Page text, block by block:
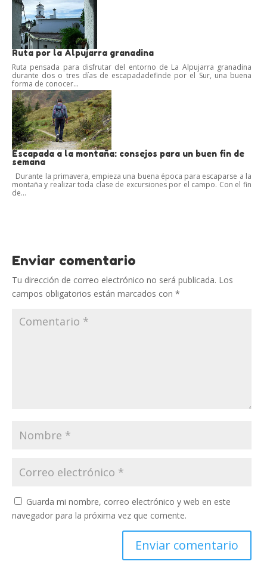
Ruta por la Alpujarra granadina
Ruta pensada para disfrutar del entorno de La Alpujarra granadina
durante dos o tres días de escapadadefinde por el Sur, una buena
forma de conocer...
Escapada a la montaña: consejos para un buen fin de
semana
Durante la primavera, empieza una buena época para escaparse a la
montaña y realizar toda clase de excursiones por el campo. Con el fin
de...
Enviar comentario
Tu dirección de correo electrónico no será publicada. Los
campos obligatorios están marcados con *
Guarda mi nombre, correo electrónico y web en este
navegador para la próxima vez que comente.